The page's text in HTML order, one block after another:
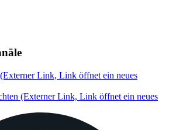
(Externer Link, Link öffnet ein neues
(Externer Link, Link öffnet ein neues